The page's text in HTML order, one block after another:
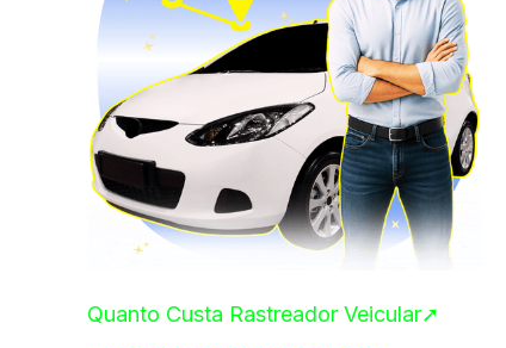
Quanto Custa Rastreador Veicular➚